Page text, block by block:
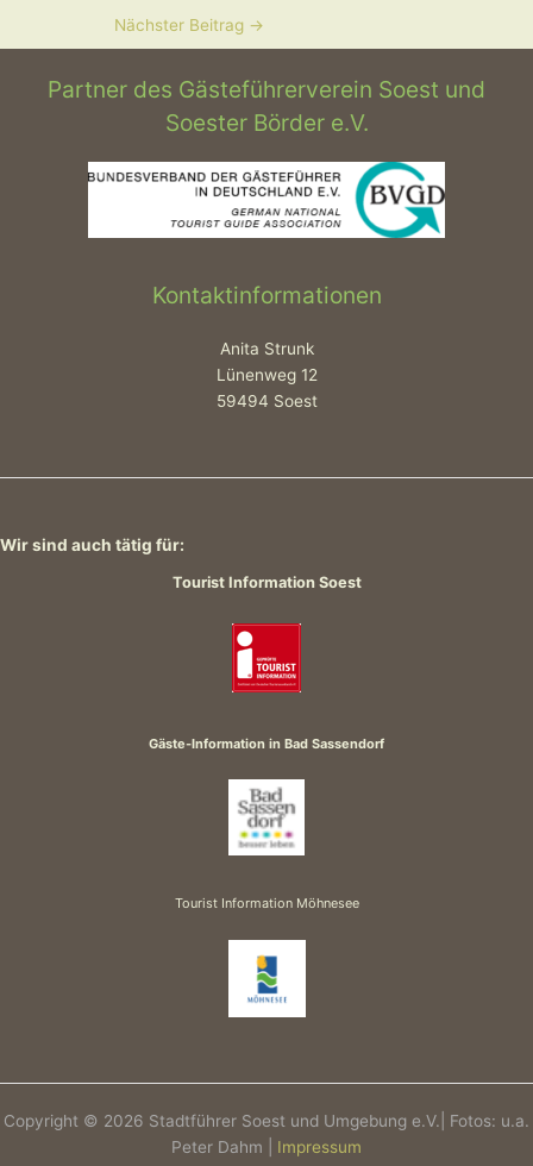
Nächster Beitrag →
Partner des Gästeführerverein Soest und
Soester Börder e.V.
Kontaktinformationen
Anita Strunk
Lünenweg 12
59494 Soest
Wir sind auch tätig für:
Tourist Information Soest
Gäste-Information in Bad Sassendorf
Tourist Information Möhnesee
Copyright © 2026 Stadtführer Soest und Umgebung e.V.| Fotos: u.a.
Peter Dahm | Impressum